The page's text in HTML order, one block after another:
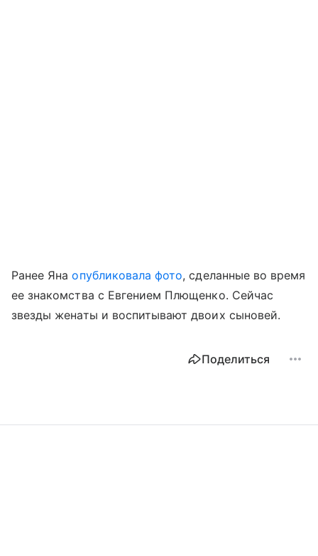
Ранее Янаопубликовала фото, сделанные во время
ее знакомства с Евгением Плющенко. Сейчас
звезды женаты и воспитывают двоих сыновей.
Поделиться